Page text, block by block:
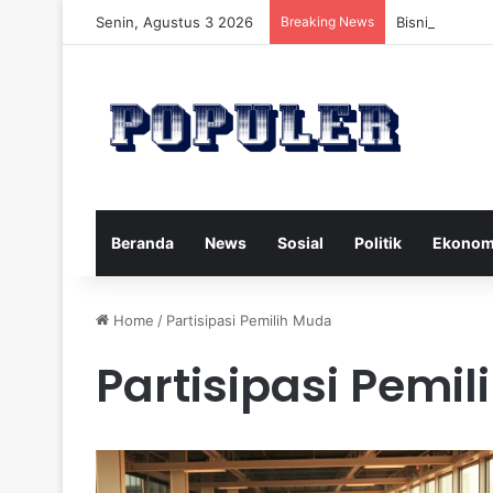
Senin, Agustus 3 2026 Breaking News Bisnis
Beranda News Sosial Politik
Home / Partisipasi Pemilih Muda
Partisipasi